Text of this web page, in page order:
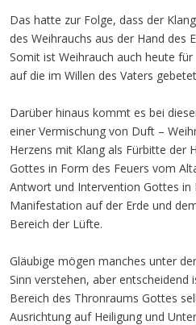
Das hatte zur Folge, dass der
des Weihrauchs aus der Hand des
Somit ist Weihrauch auch heute
auf die im Willen des Vaters
Darüber hinaus kommt es bei
einer Vermischung von Duft –
Herzens mit Klang als Fürbitte der
Gottes in Form des Feuers vom
Antwort und Intervention Gottes in
Manifestation auf der Erde und
Bereich der Lüfte.
Gläubige mögen manches unter
Sinn verstehen, aber entscheidend
Bereich des Thronraums Gottes
Ausrichtung auf Heiligung und